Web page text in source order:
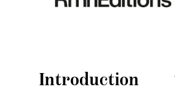
Introduction